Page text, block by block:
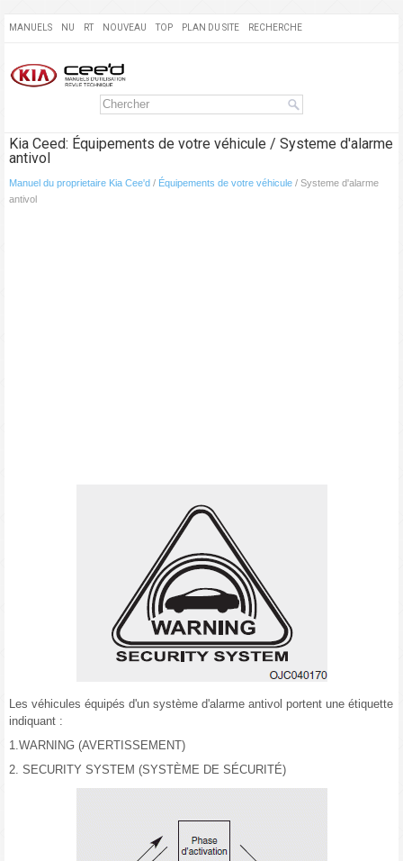
MANUELS NU RT NOUVEAU TOP PLAN DU SITE RECHERCHE
Kia Ceed: Équipements de votre véhicule / Systeme d'alarme
antivol
Manuel du proprietaire Kia Cee'd / Équipements de votre véhicule / Systeme d'alarme
antivol
Les véhicules équipés d'un système d'alarme antivol portent une étiquette
indiquant :
1.WARNING (AVERTISSEMENT)
2. SECURITY SYSTEM (SYSTÈME DE SÉCURITÉ)